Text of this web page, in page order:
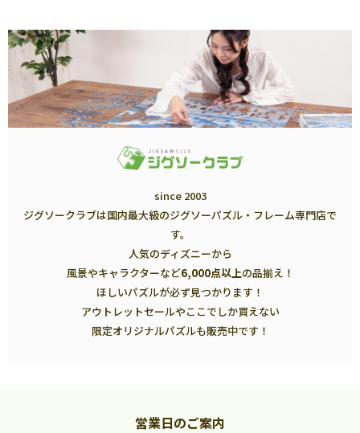
since 2003
ジグソークラブは国内最大級のジグソーパズル・フレーム専門店で
す。
人気のディズニーから
風景やキャラクターなど6,000点以上の品揃え！
ほしいパズルが必ず見つかります！
アウトレットセールやここでしか買えない
限定オリジナルパズルも販売中です！
営業日のご案内